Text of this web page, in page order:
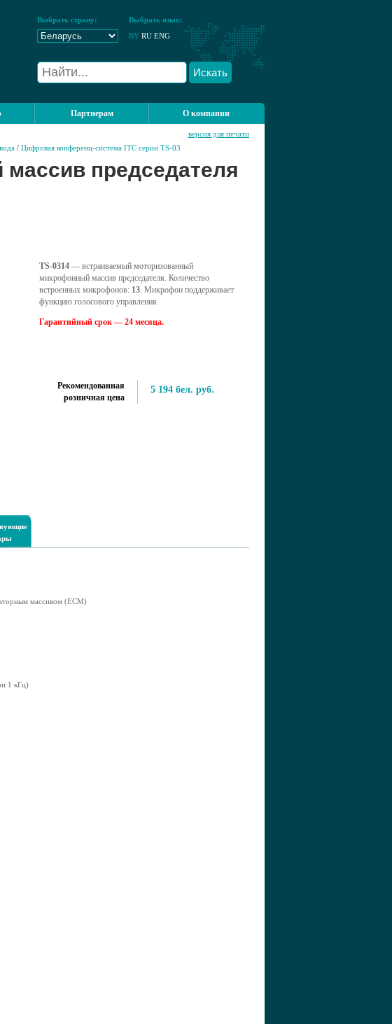
Выбрать страну:
Выбрать язык:
BY RU ENG
Искать
Партнерам О компании
/ Цифровая конференц-система ITC серии TS-03
версия для печати
председателя
TS-0314 — встраиваемый моторизованный
микрофонный массив председателя. Количество
встроенных микрофонов: 13. Микрофон поддерживает
функцию голосового управления.
Гарантийный срок — 24 месяца.
Рекомендованная
розничная цена
5 194 бел. руб.
массивом (ECM)
1 кГц)